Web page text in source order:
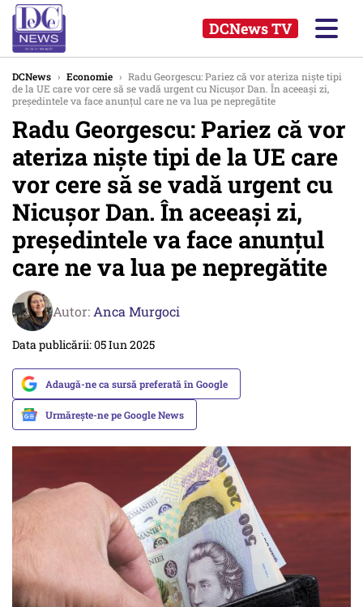
DCNews TV
DCNews › Economie › Radu Georgescu: Pariez că vor ateriza niște tipi
de la UE care vor cere să se vadă urgent cu Nicușor Dan. În aceeași zi,
președintele va face anunțul care ne va lua pe nepregătite
Radu Georgescu: Pariez că vor
ateriza niște tipi de la UE care
vor cere să se vadă urgent cu
Nicușor Dan. În aceeași zi,
președintele va face anunțul
care ne va lua pe nepregătite
Autor: Anca Murgoci
Data publicării: 05 Iun 2025
Adaugă-ne ca sursă preferată în Google
Urmărește-ne pe Google News